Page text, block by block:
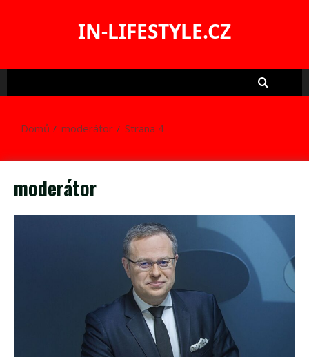
IN-LIFESTYLE.CZ
Domů moderátor Strana 4
moderátor